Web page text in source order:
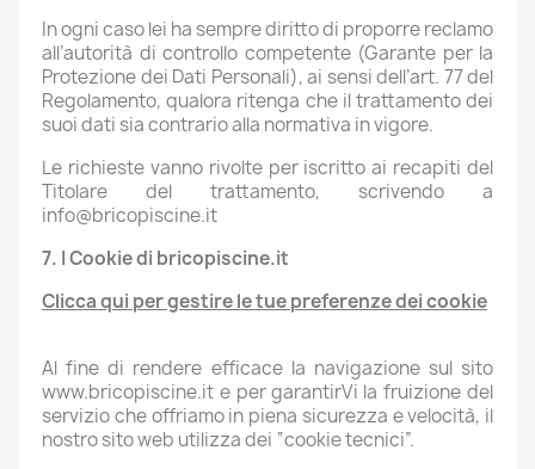
In ogni caso lei ha sempre diritto di proporre reclamo
all’autorità di controllo competente (Garante per la
Protezione dei Dati Personali), ai sensi dell’art. 77 del
Regolamento, qualora ritenga che il trattamento dei
suoi dati sia contrario alla normativa in vigore.
Le richieste vanno rivolte per iscritto ai recapiti del
Titolare del trattamento, scrivendo a
info@bricopiscine.it
7. I Cookie di bricopiscine.it
Clicca qui per gestire le tue preferenze dei cookie
Al fine di rendere efficace la navigazione sul sito
www.bricopiscine.it e per garantirVi la fruizione del
servizio che offriamo in piena sicurezza e velocità, il
nostro sito web utilizza dei “cookie tecnici”.